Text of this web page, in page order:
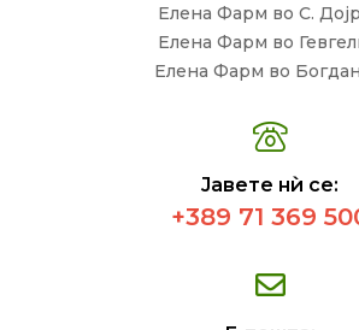
Елена Фарм во С.
Елена Фарм во
Елена Фарм во
Јавете нѝ се:
+389 71 369